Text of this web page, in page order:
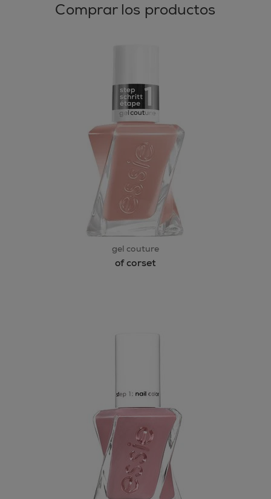
Comprar los productos
gel couture
of corset